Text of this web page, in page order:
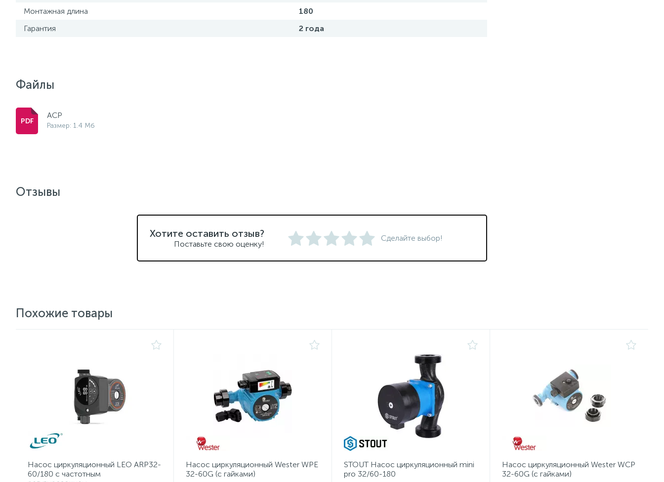
Монтажная длина
180
Гарантия
2 года
Файлы
ACP
Размер: 1.4 Мб
Отзывы
Хотите оставить отзыв?
Поставьте свою оценку!
Сделайте выбор!
Похожие товары
Насос циркуляционный LEO ARP32-
60/180 с частотным
Насос циркуляционный Wester WPE
32-60G (с гайками)
STOUT Насос циркуляционный mini
pro 32/60-180
Насос циркуляционный Wester WCP
32-60G (с гайками)